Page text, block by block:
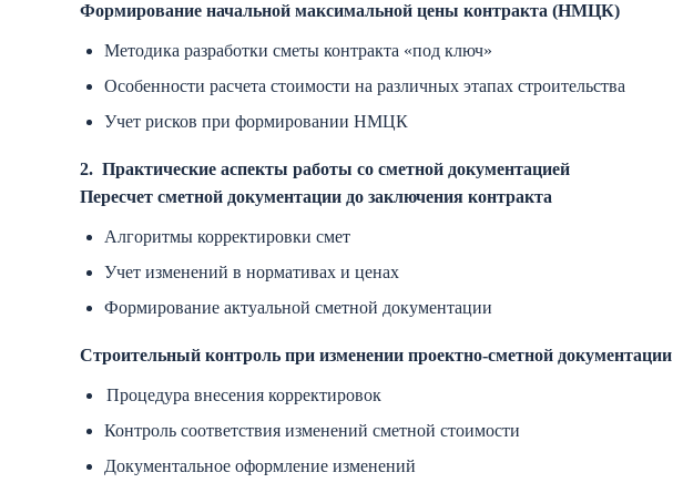
Формирование начальной максимальной цены контракта (НМЦК)
Методика разработки сметы контракта «под ключ»
Особенности расчета стоимости на различных этапах строительства
Учет рисков при формировании НМЦК
2. Практические аспекты работы со сметной документацией
Пересчет сметной документации до заключения контракта
Алгоритмы корректировки смет
Учет изменений в нормативах и ценах
Формирование актуальной сметной документации
Строительный контроль при изменении проектно-сметной документации
Процедура внесения корректировок
Контроль соответствия изменений сметной стоимости
Документальное оформление изменений